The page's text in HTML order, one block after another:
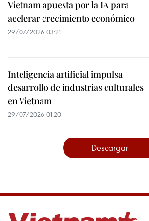
Vietnam apuesta por la IA para
acelerar crecimiento económico
29/07/2026 03:21
Inteligencia artificial impulsa
desarrollo de industrias culturales
en Vietnam
29/07/2026 01:20
Descargar